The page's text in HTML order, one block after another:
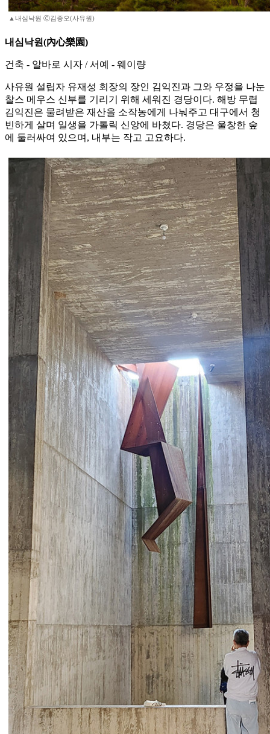
▲내심낙원 Ⓒ김종오(사유원)
내심낙원(內心樂園)
건축 - 알바로 시자 / 서예 - 웨이량
사유원 설립자 유재성 회장의 장인 김익진과 그와 우정을 나눈
찰스 메우스 신부를 기리기 위해 세워진 경당이다. 해방 무렵
김익진은 물려받은 재산을 소작농에게 나눠주고 대구에서 청
빈하게 살며 일생을 가톨릭 신앙에 바쳤다. 경당은 울창한 숲
에 둘러싸여 있으며, 내부는 작고 고요하다.